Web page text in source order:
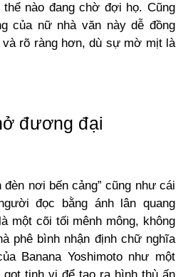
nào đang chờ đợi họ. Cũng
của nữ nhà văn này dễ đồng
rõ ràng hơn, dù sự mờ mịt là
đương đại
đèn nơi bến cảng” cũng như cái
đọc bằng ánh lân quang
một cõi tối mênh mông, không
phê bình nhận định chữ nghĩa
Banana Yoshimoto như một